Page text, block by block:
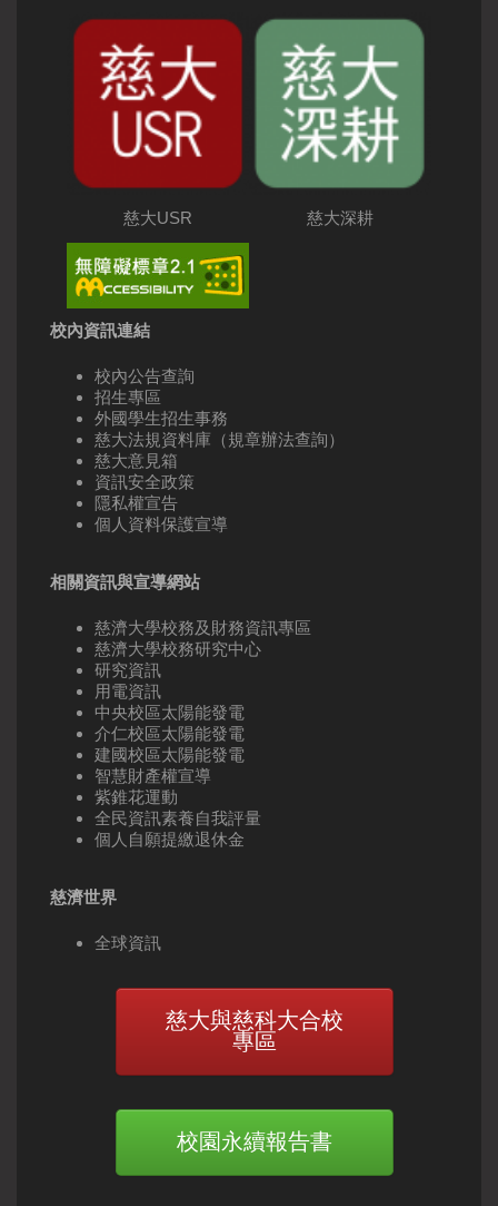
慈大USR 慈大深耕
校內資訊連結
校內公告查詢
招生專區
外國學生招生事務
慈大法規資料庫（規章辦法查詢）
慈大意見箱
資訊安全政策
隱私權宣告
個人資料保護宣導
相關資訊與宣導網站
慈濟大學校務及財務資訊專區
慈濟大學校務研究中心
研究資訊
用電資訊
中央校區太陽能發電
介仁校區太陽能發電
建國校區太陽能發電
智慧財產權宣導
紫錐花運動
全民資訊素養自我評量
個人自願提繳退休金
慈濟世界
全球資訊
慈大與慈科大合校
專區
校園永續報告書